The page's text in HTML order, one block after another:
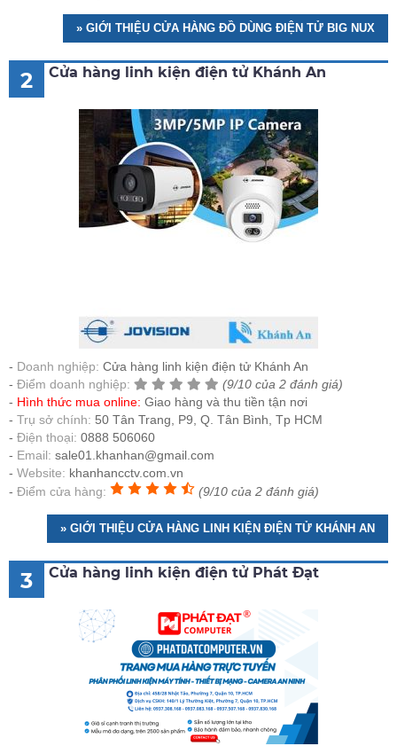
» GIỚI THIỆU CỬA HÀNG ĐỒ DÙNG ĐIỆN TỬ BIG NUX
2 Cửa hàng linh kiện điện tử Khánh An
Doanh nghiệp: Cửa hàng linh kiện điện tử Khánh An
Điểm doanh nghiệp:
(9/10 của 2 đánh giá)
Hình thức mua online: Giao hàng và thu tiền tận nơi
Trụ sở chính: 50 Tân Trang, P9, Q. Tân Bình, Tp HCM
Điện thoại: 0888 506060
Email: sale01.khanhan@gmail.com
Website: khanhancctv.com.vn
Điểm cửa hàng:
(9/10 của 2 đánh giá)
» GIỚI THIỆU CỬA HÀNG LINH KIỆN ĐIỆN TỬ KHÁNH AN
3 Cửa hàng linh kiện điện tử Phát Đạt